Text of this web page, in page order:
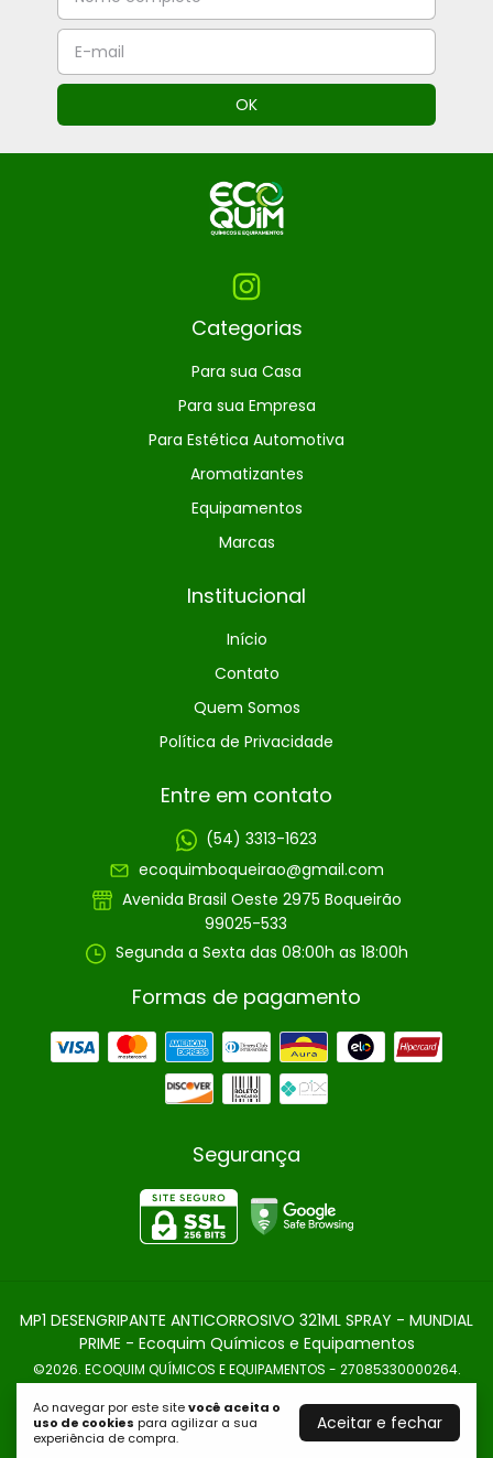
Ao navegar por este sitevocê aceita o
uso de cookies para agilizar a sua
experiência de compra.
Aceitar e fechar
Categorias
Para sua Casa
Para sua Empresa
Para Estética Automotiva
Aromatizantes
Equipamentos
Marcas
Institucional
Início
Contato
Quem Somos
Política de Privacidade
Entre em contato
(54) 3313-1623
ecoquimboqueirao@gmail.com
Avenida Brasil Oeste 2975 Boqueirão
99025-533
Segunda a Sexta das 08:00h as 18:00h
Formas de pagamento
Segurança
MP1 DESENGRIPANTE ANTICORROSIVO 321ML SPRAY - MUNDIAL
PRIME - Ecoquim Químicos e Equipamentos
©2026. ECOQUIM QUÍMICOS E EQUIPAMENTOS - 27085330000264.
Todos os direitos reservados.